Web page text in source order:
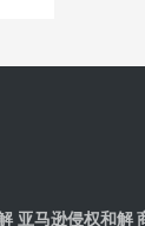
亚马逊侵权和解